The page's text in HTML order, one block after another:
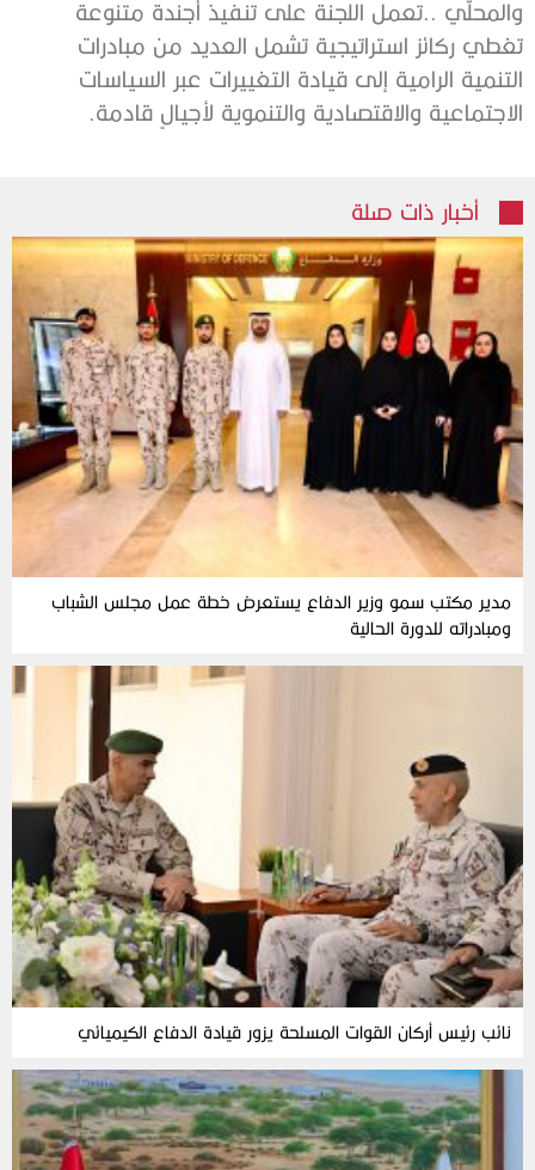
والمحلّي ..تعمل اللجنة على تنفيذ أجندة متنوعة
تغطي ركائز استراتيجية تشمل العديد من مبادرات
التنمية الرامية إلى قيادة التغييرات عبر السياسات
الاجتماعية والاقتصادية والتنموية لأجيالٍ قادمة.
أخبار ذات صلة
مدير مكتب سمو وزير الدفاع يستعرض خطة عمل مجلس الشباب
ومبادراته للدورة الحالية
نائب رئيس أركان القوات المسلحة يزور قيادة الدفاع الكيميائي